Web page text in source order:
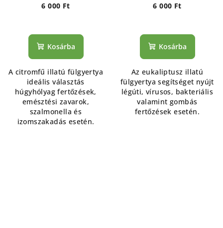
6 000 Ft
Kosárba
A citromfű illatú fülgyertya
ideális választás
húgyhólyag fertőzések,
emésztési zavarok,
szalmonella és
izomszakadás esetén.
6 000 Ft
Kosárba
Az eukaliptusz illatú
fülgyertya segítséget nyújt
légúti, vírusos, bakteriális
valamint gombás
fertőzések esetén.